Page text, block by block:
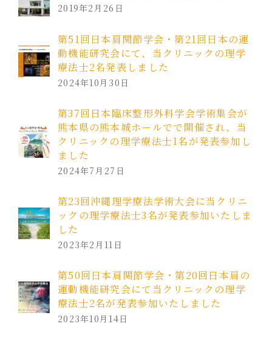
2019年2月26日
第51回日本肩関節学会・第21回日本の運
動機能研究会にて、当クリニックの理学
療法士2名発表しました
2024年10月30日
第37回日本臨床整形外科学会学術集会が
熊本県の熊本城ホールでで開催され、当
クリニックの理学療法士1名が発表参加し
ました
2024年7月27日
第23回沖縄理学療法学術大会に当クリニ
ックの理学療法士3名が発表参加いたしま
した
2023年2月11日
第50回日本肩関節学会・第20回日本肩の
運動機能研究会にて当クリニックの理学
療法士2名が発表参加いたしました
2023年10月14日